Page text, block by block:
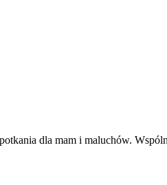
dla mam i maluchów.